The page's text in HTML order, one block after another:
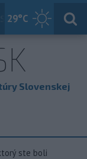
29°C
Slovensko
Slovenskej
ste boli